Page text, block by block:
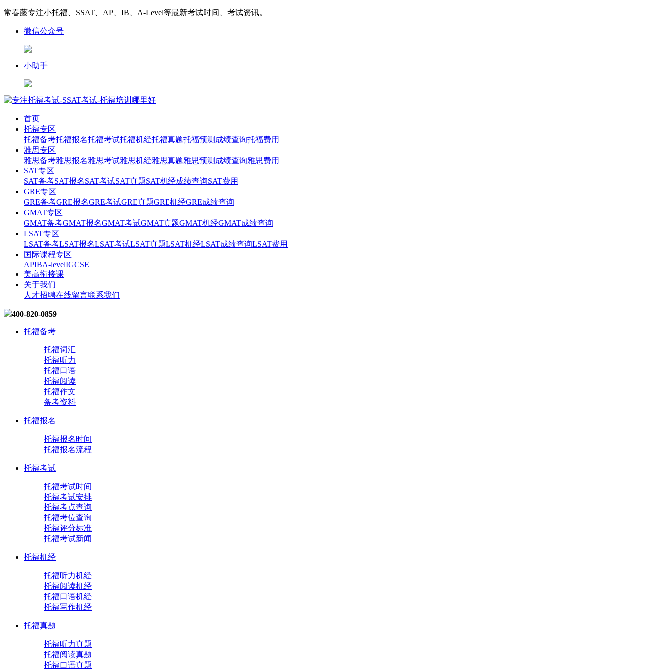
常春藤专注小托福、SSAT、AP、IB、A-Level等最新考试时间、考试资讯。
微信公众号
小助手
首页
托福专区
托福备考托福报名托福考试托福机经托福真题托福预测 成绩查询托福费用
雅思专区
雅思备考雅思报名雅思考试雅思机经雅思真题雅思预测 成绩查询雅思费用
SAT专区
SAT备考SAT报名SAT考试SAT真题SAT机经成绩查询SAT费用
GRE专区
GRE备考GRE报名GRE考试GRE真题GRE机经GRE成绩查询
GMAT专区
GMAT备考GMAT报名GMAT考试GMAT真题GMAT机经GMAT成绩查询
LSAT专区
LSAT备考LSAT报名LSAT考试LSAT真题LSAT机经LSAT成绩查询LSAT费用
国际课程专区
APIBA-levelIGCSE
美高衔接课
关于我们
人才招聘在线留言联系我们
400-820-0859
托福备考
托福词汇
托福听力
托福口语
托福阅读
托福作文
备考资料
托福报名
托福报名时间
托福报名流程
托福考试
托福考试时间
托福考试安排
托福考点查询
托福考位查询
托福评分标准
托福考试新闻
托福机经
托福听力机经
托福阅读机经
托福口语机经
托福写作机经
托福真题
托福听力真题
托福阅读真题
托福口语真题